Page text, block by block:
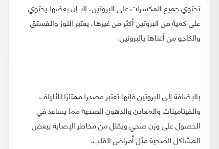
تحتوي جميع المكسرات على البروتين، إلا إن بعضها يحتوي
على كمية من البروتين أكثر من غيرها، يعتبر اللوز والفستق
والكاجو من أغناها بالبروتين.
بالإضافة إلى البروتين فإنها تعتبر مصدرا ممتازا للألياف
والفيتامينات والمعادن والدهون الصحية مما يساعد في
الحصول على وزن صحي ويقلل من مخاطر الإصابة ببعض
المشاكل الصحية مثل أمراض القلب.